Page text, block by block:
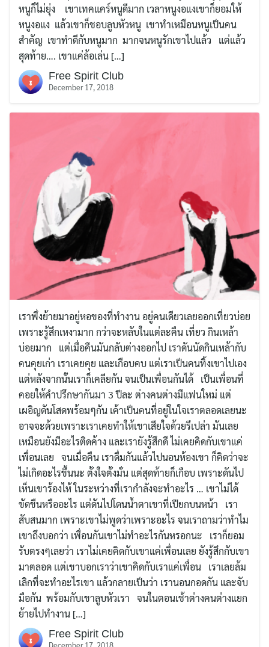
หนูก็ไม่ยุ่ง เขาเทคแคร์หนูดีมาก เวลาหนูงอแงเขาก็ยอมให้
หนูงอแง แล้วเขาก็ชอบลูบหัวหนู เขาทำเหมือนหนูเป็นคน
สำคัญ เขาทำดีกับหนูมาก มากจนหนูรักเขาไปแล้ว แต่แล้ว
สุดท้าย…. เขาแค่ล้อเล่น […]
Free Spirit Club
December 17, 2018
เราพึ่งย้ายมาอยู่หอของที่ทำงาน อยู่คนเดียวเลยออกเที่ยวบ่อย
เพราะรู้สึกเหงามาก กว่าจะหลับในแต่ละคืน เที่ยว กินเหล้า
บ่อยมาก แต่เมื่อคืนมันกลับต่างออกไป เราดันนัดกินเหล้ากับ
คนคุยเก่า เราเคยคุย และเกือบคบ แต่เราเป็นคนทิ้งเขาไปเอง
แต่หลังจากนั้นเราก็เคลียกัน จนเป็นเพื่อนกันได้ เป็นเพื่อนที่
คอยให้คำปรึกษากันมา 3 ปีละ ต่างคนต่างมีแฟนใหม่ แต่
เผอิญดันโสดพร้อมๆกัน เค้าเป็นคนที่อยู่ในใจเราตลอดเลยนะ
อาจจะด้วยเพราะเราเคยทำให้เขาเสียใจด้วยรึเปล่า มันเลย
เหมือนยังมีอะไรติดค้าง และเรายังรู้สึกดี ไม่เคยคิดกับเขาแค่
เพื่อนเลย จนเมื่อคืน เราดื่มกันแล้วไปนอนห้องเขา ก็คิดว่าจะ
ไม่เกิดอะไรขึ้นนะ ตั้งใจตั้งมั่น แต่สุดท้ายก็เกือบ เพราะดันไป
เห็นเขาร้องไห้ ในระหว่างที่เรากำลังจะทำอะไร … เขาไม่ได้
ขัดขืนหรืออะไร แต่ดันไปโดนน้ำตาเขาที่เปียกบนหน้า เรา
สับสนมาก เพราะเขาไม่พูดว่าเพราะอะไร จนเราถามว่าทำไม
เขาถึงบอกว่า เพื่อนกันเขาไม่ทำอะไรกันหรอกนะ เราก็ยอม
รับตรงๆเลยว่า เราไม่เคยคิดกับเขาแค่เพื่อนเลย ยังรู้สึกกับเขา
มาตลอด เเต่เขาบอกเราว่าเขาคิดกับเราแค่เพื่อน เราเลยล้ม
เลิกที่จะทำอะไรเขา แล้วกลายเป็นว่า เรานอนกอดกัน และจับ
มือกัน พร้อมกับเขาลูบหัวเรา จนในตอนเช้าต่างคนต่างแยก
ย้ายไปทำงาน […]
Free Spirit Club